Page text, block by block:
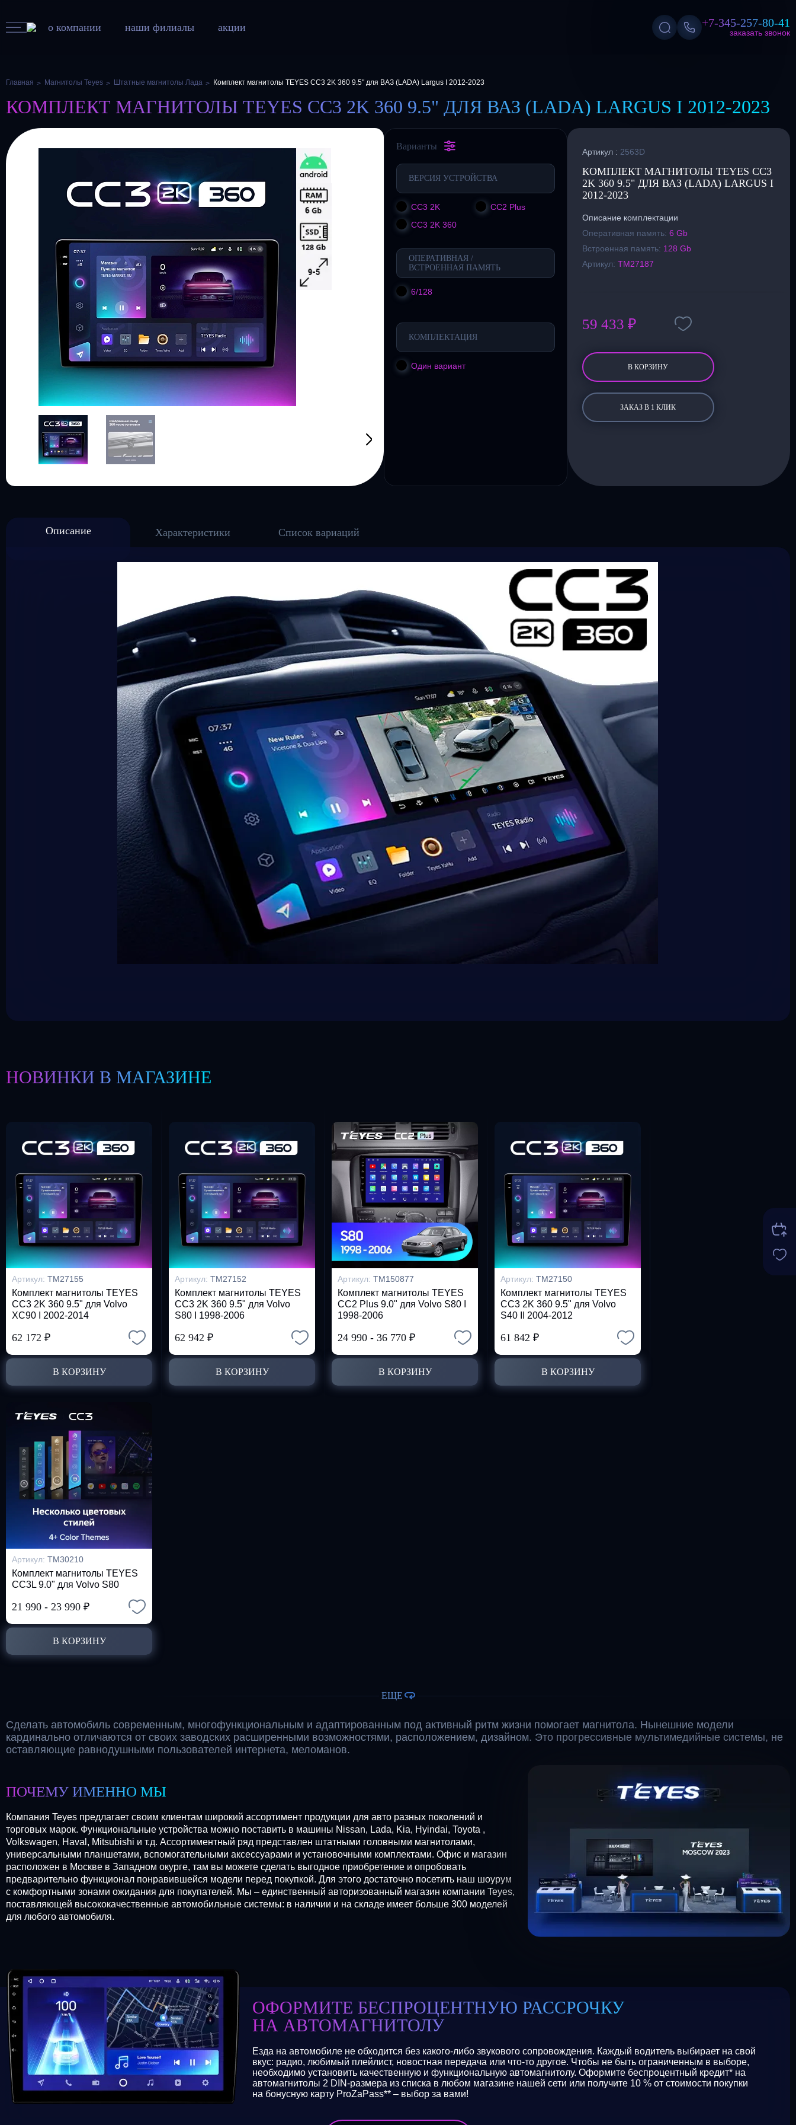
о компании наши филиалы акции +7-345-257-80-41
заказать звонок
Главная Магнитолы Teyes Штатные магнитолы Лада Комплект магнитолы TEYES CC3 2K 360 9.5" для ВАЗ (LADA) Largus I 2012-2023
КОМПЛЕКТ МАГНИТОЛЫ TEYES CC3 2K 360 9.5" ДЛЯ ВАЗ (LADA) LARGUS I 2012-2023
Варианты
ВЕРСИЯ УСТРОЙСТВА
CC3 2K
CC2 Plus
CC3 2K 360
ОПЕРАТИВНАЯ /
ВСТРОЕННАЯ ПАМЯТЬ
6/128
КОМПЛЕКТАЦИЯ
Один вариант
Артикул : 2563D
КОМПЛЕКТ МАГНИТОЛЫ TEYES CC3
2K 360 9.5" ДЛЯ ВАЗ (LADA) LARGUS I
2012-2023
Описание комплектации
Оперативная память: 6 Gb
Встроенная память: 128 Gb
Артикул: TM27187
59 433 ₽
В КОРЗИНУ
ЗАКАЗ В 1 КЛИК
Описание Характеристики Список вариаций
НОВИНКИ В МАГАЗИНЕ
Артикул: TM27155
Комплект магнитолы TEYES
CC3 2K 360 9.5" для Volvo
XC90 I 2002-2014
62 172 ₽
В КОРЗИНУ
Артикул: TM27152
Комплект магнитолы TEYES
CC3 2K 360 9.5" для Volvo
S80 I 1998-2006
62 942 ₽
В КОРЗИНУ
Артикул: TM150877
Комплект магнитолы TEYES
CC2 Plus 9.0" для Volvo S80 I
1998-2006
24 990 - 36 770 ₽
В КОРЗИНУ
Артикул: TM27150
Комплект магнитолы TEYES
CC3 2K 360 9.5" для Volvo
S40 II 2004-2012
61 842 ₽
В КОРЗИНУ
Артикул: TM30210
Комплект магнитолы TEYES
CC3L 9.0" для Volvo S80
21 990 - 23 990 ₽
В КОРЗИНУ
ЕЩЕ
Сделать автомобиль современным, многофункциональным и адаптированным под активный ритм жизни помогает магнитола. Нынешние модели
кардинально отличаются от своих заводских расширенными возможностями, расположением, дизайном. Это прогрессивные мультимедийные системы, не
оставляющие равнодушными пользователей интернета, меломанов.
ПОЧЕМУ ИМЕННО МЫ
Компания Teyes предлагает своим клиентам широкий ассортимент продукции для авто разных поколений и
торговых марок. Функциональные устройства можно поставить в машины Nissan, Lada, Kia, Hyindai, Toyota ,
Volkswagen, Haval, Mitsubishi и т.д. Ассортиментный ряд представлен штатными головными магнитолами,
универсальными планшетами, вспомогательными аксессуарами и установочными комплектами. Офис и магазин
расположен в Москве в Западном окурге, там вы можете сделать выгодное приобретение и опробовать
предварительно функционал понравившейся модели перед покупкой. Для этого достаточно посетить наш шоурум
с комфортными зонами ожидания для покупателей. Мы – единственный авторизованный магазин компании Teyes,
поставляющей высококачественные автомобильные системы: в наличии и на складе имеет больше 300 моделей
для любого автомобиля.
ОФОРМИТЕ БЕСПРОЦЕНТНУЮ РАССРОЧКУ
НА АВТОМАГНИТОЛУ
Езда на автомобиле не обходится без какого-либо звукового сопровождения. Каждый водитель выбирает на свой
вкус: радио, любимый плейлист, новостная передача или что-то другое. Чтобы не быть ограниченным в выборе,
необходимо установить качественную и функциональную автомагнитолу. Оформите беспроцентный кредит* на
автомагнитолы 2 DIN-размера из списка в любом магазине нашей сети или получите 10 % от стоимости покупки
на бонусную карту ProZaPass** – выбор за вами!